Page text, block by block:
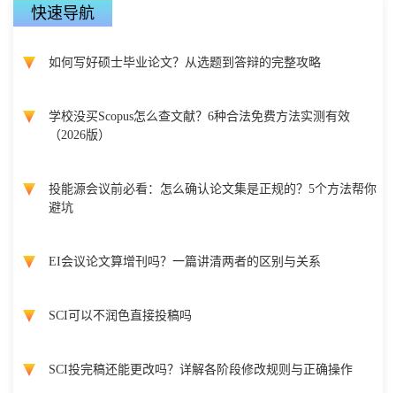
快速导航
如何写好硕士毕业论文？从选题到答辩的完整攻略
学校没买Scopus怎么查文献？6种合法免费方法实测有效
（2026版）
投能源会议前必看：怎么确认论文集是正规的？5个方法帮你
避坑
EI会议论文算增刊吗？一篇讲清两者的区别与关系
SCI可以不润色直接投稿吗
SCI投完稿还能更改吗？详解各阶段修改规则与正确操作